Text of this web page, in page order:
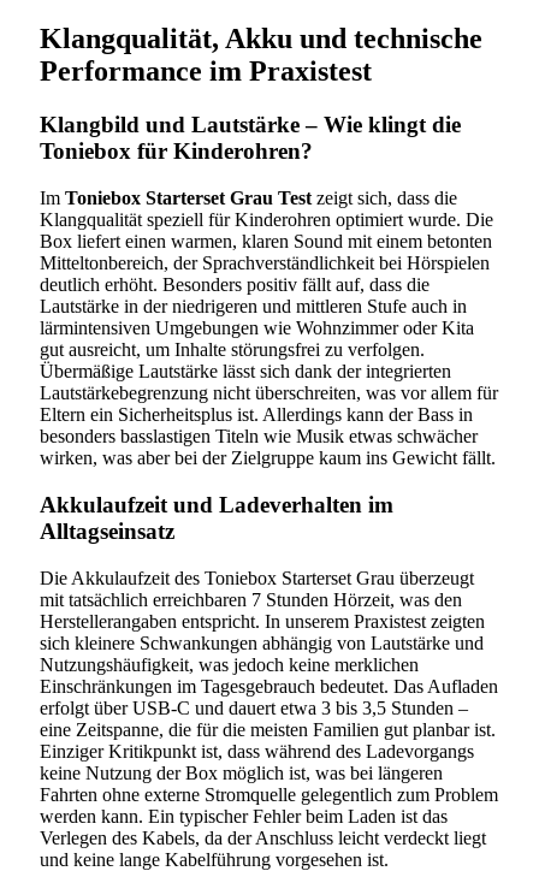
Klangqualität, Akku und technische
Performance im Praxistest
Klangbild und Lautstärke – Wie klingt die
Toniebox für Kinderohren?
Im Toniebox Starterset Grau Test zeigt sich, dass die
Klangqualität speziell für Kinderohren optimiert wurde. Die
Box liefert einen warmen, klaren Sound mit einem betonten
Mitteltonbereich, der Sprachverständlichkeit bei Hörspielen
deutlich erhöht. Besonders positiv fällt auf, dass die
Lautstärke in der niedrigeren und mittleren Stufe auch in
lärmintensiven Umgebungen wie Wohnzimmer oder Kita
gut ausreicht, um Inhalte störungsfrei zu verfolgen.
Übermäßige Lautstärke lässt sich dank der integrierten
Lautstärkebegrenzung nicht überschreiten, was vor allem für
Eltern ein Sicherheitsplus ist. Allerdings kann der Bass in
besonders basslastigen Titeln wie Musik etwas schwächer
wirken, was aber bei der Zielgruppe kaum ins Gewicht fällt.
Akkulaufzeit und Ladeverhalten im
Alltagseinsatz
Die Akkulaufzeit des Toniebox Starterset Grau überzeugt
mit tatsächlich erreichbaren 7 Stunden Hörzeit, was den
Herstellerangaben entspricht. In unserem Praxistest zeigten
sich kleinere Schwankungen abhängig von Lautstärke und
Nutzungshäufigkeit, was jedoch keine merklichen
Einschränkungen im Tagesgebrauch bedeutet. Das Aufladen
erfolgt über USB-C und dauert etwa 3 bis 3,5 Stunden –
eine Zeitspanne, die für die meisten Familien gut planbar ist.
Einziger Kritikpunkt ist, dass während des Ladevorgangs
keine Nutzung der Box möglich ist, was bei längeren
Fahrten ohne externe Stromquelle gelegentlich zum Problem
werden kann. Ein typischer Fehler beim Laden ist das
Verlegen des Kabels, da der Anschluss leicht verdeckt liegt
und keine lange Kabelführung vorgesehen ist.